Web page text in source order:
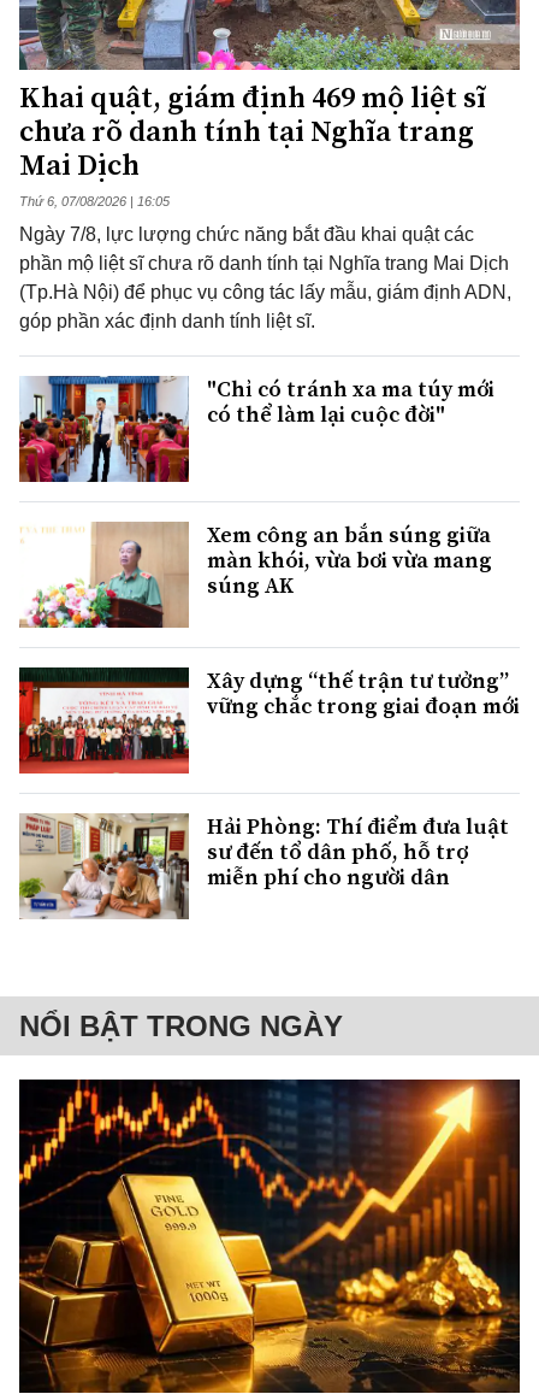
Khai quật, giám định 469 mộ liệt sĩ
chưa rõ danh tính tại Nghĩa trang
Mai Dịch
Thứ 6, 07/08/2026 | 16:05
Ngày 7/8, lực lượng chức năng bắt đầu khai quật các
phần mộ liệt sĩ chưa rõ danh tính tại Nghĩa trang Mai Dịch
(Tp.Hà Nội) để phục vụ công tác lấy mẫu, giám định ADN,
góp phần xác định danh tính liệt sĩ.
"Chỉ có tránh xa ma túy mới
có thể làm lại cuộc đời"
Xem công an bắn súng giữa
màn khói, vừa bơi vừa mang
súng AK
Xây dựng “thế trận tư tưởng”
vững chắc trong giai đoạn mới
Hải Phòng: Thí điểm đưa luật
sư đến tổ dân phố, hỗ trợ
miễn phí cho người dân
NỔI BẬT TRONG NGÀY